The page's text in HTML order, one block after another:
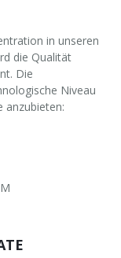
in unseren
die Qualität
Die
Niveau
anzubieten: